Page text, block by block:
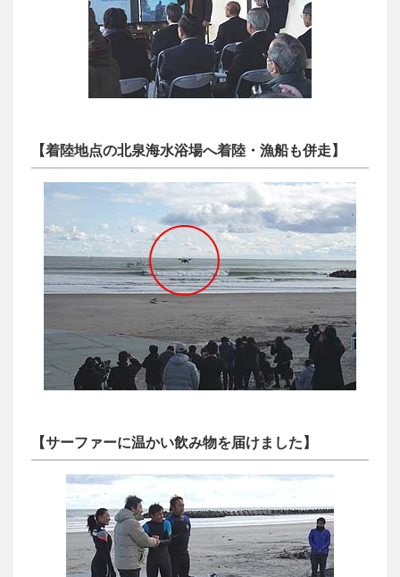
【着陸地点の北泉海水浴場へ着陸・漁船も併走】
【サーファーに温かい飲み物を届けました】